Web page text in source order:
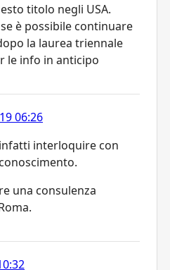
titolo negli USA.
è possibile continuare
la laurea triennale
le info in anticipo
06:26
interloquire con
una consulenza